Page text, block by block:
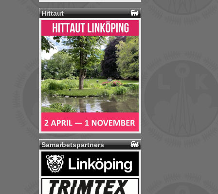
Hittaut
Samarbetspartners